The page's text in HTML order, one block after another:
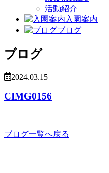
活動紹介
入園案内
ブログ
ブログ
2024.03.15
CIMG0156
ブログ一覧へ戻る